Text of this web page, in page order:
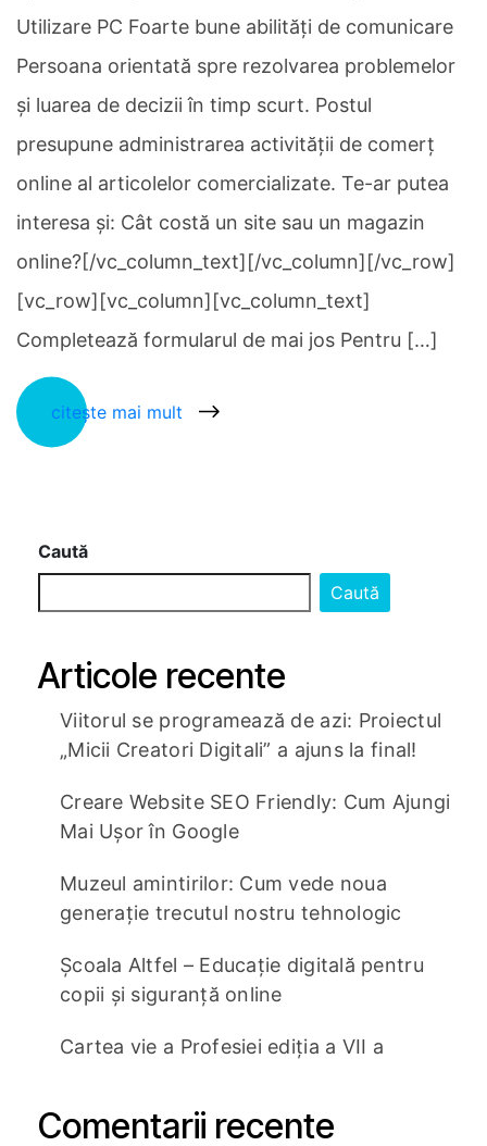
Utilizare PC Foarte bune abilități de comunicare
Persoana orientată spre rezolvarea problemelor
și luarea de decizii în timp scurt. Postul
presupune administrarea activității de comerț
online al articolelor comercializate. Te-ar putea
interesa și: Cât costă un site sau un magazin
online?[/vc_column_text][/vc_column][/vc_row]
[vc_row][vc_column][vc_column_text]
Completează formularul de mai jos Pentru […]
citește mai mult
Caută
Caută
Articole recente
Viitorul se programează de azi: Proiectul
„Micii Creatori Digitali” a ajuns la final!
Creare Website SEO Friendly: Cum Ajungi
Mai Ușor în Google
Muzeul amintirilor: Cum vede noua
generație trecutul nostru tehnologic
Școala Altfel – Educație digitală pentru
copii și siguranță online
Cartea vie a Profesiei ediția a VII a
Comentarii recente